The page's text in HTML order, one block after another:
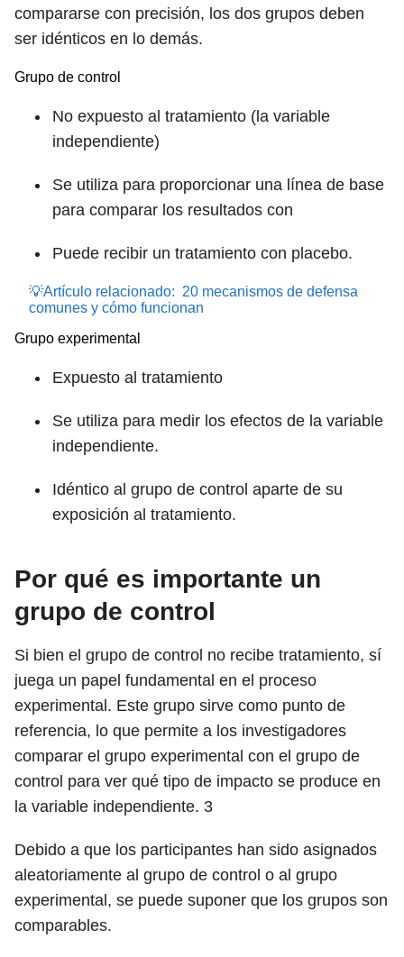
compararse con precisión, los dos grupos deben
ser idénticos en lo demás.
Grupo de control
No expuesto al tratamiento (la variable
independiente)
Se utiliza para proporcionar una línea de base
para comparar los resultados con
Puede recibir un tratamiento con placebo.
💡Artículo relacionado: 20 mecanismos de defensa
comunes y cómo funcionan
Grupo experimental
Expuesto al tratamiento
Se utiliza para medir los efectos de la variable
independiente.
Idéntico al grupo de control aparte de su
exposición al tratamiento.
Por qué es importante un
grupo de control
Si bien el grupo de control no recibe tratamiento, sí
juega un papel fundamental en el proceso
experimental. Este grupo sirve como punto de
referencia, lo que permite a los investigadores
comparar el grupo experimental con el grupo de
control para ver qué tipo de impacto se produce en
la variable independiente. 3
Debido a que los participantes han sido asignados
aleatoriamente al grupo de control o al grupo
experimental, se puede suponer que los grupos son
comparables.